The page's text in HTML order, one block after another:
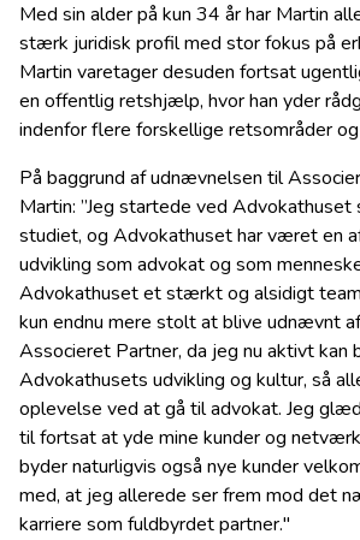
Med sin alder på kun 34 år har Martin
stærk juridisk profil med stor fokus på
Martin varetager desuden fortsat
en offentlig retshjælp, hvor han yder
indenfor flere forskellige retsområder
På baggrund af udnævnelsen til
Martin: ”Jeg startede ved Advokathuset
studiet, og Advokathuset har været en
udvikling som advokat og som
Advokathuset et stærkt og alsidigt
kun endnu mere stolt at blive udnævnt
Associeret Partner, da jeg nu aktivt kan
Advokathusets udvikling og kultur, så
oplevelse ved at gå til advokat. Jeg
til fortsat at yde mine kunder og
byder naturligvis også nye kunder
med, at jeg allerede ser frem mod det
karriere som fuldbyrdet partner."